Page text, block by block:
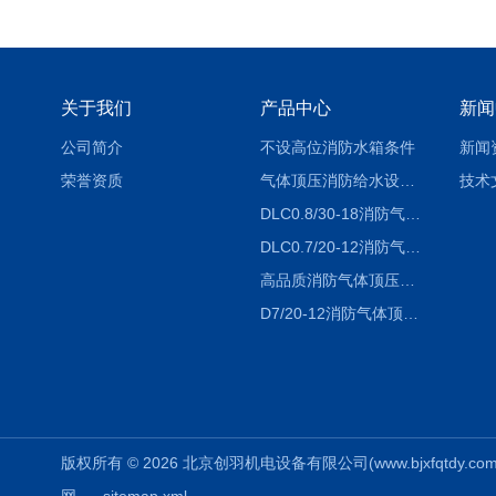
关于我们
公司简介
荣誉资质
产品中心
不设高位消防水箱条件
气体顶压消防给水设备（气压罐）工作原理
DLC0.8/30-18消防气体顶压设备价格
DLC0.7/20-12消防气体顶压给水设备厂家
高品质消防气体顶压给水设备价格
新
新闻
技术
版权所有 © 2026 北京创羽机电设备有限公司